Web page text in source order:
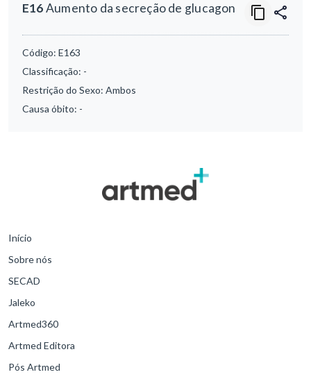
E16Aumento da secreção de glucagon
Código: E163
Classificação: -
Restrição do Sexo: Ambos
Causa óbito: -
Início
Sobre nós
SECAD
Jaleko
Artmed360
Artmed Editora
Pós Artmed